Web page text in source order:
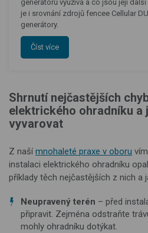
generátorů využívá a co jsou její
je i srovnání zdrojů fencee Cellular
generátory.
Číst více
Shrnutí nejčastějších
elektrického ohradníku a
vyvarovat
Z našímnohaleté praxe v oboru
instalaci elektrického ohradníku
příklady těch nejčastějších z nich a
Neupravený terén – před
připravit. Zejména odstraňte
mohly ohradníku dotýkat.